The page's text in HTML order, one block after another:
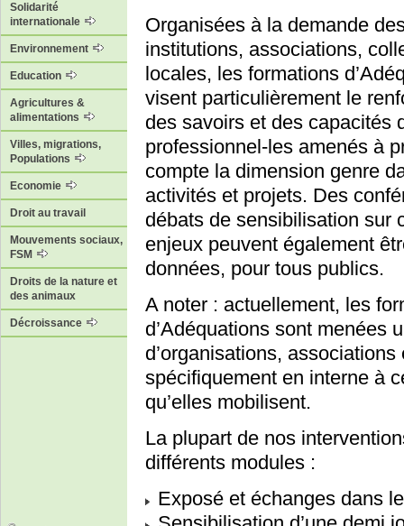
Solidarité
internationale
Environnement
Education
Agricultures &
alimentations
Villes, migrations,
Populations
Economie
Droit au travail
Mouvements sociaux,
FSM
Droits de la nature et
des animaux
Décroissance
Organisées à la demande
institutions, associations,
locales, les formations
visent particulièrement le
des savoirs et des capacités
professionnel-les amenés à
compte la dimension genre
activités et projets. Des
débats de sensibilisation sur
enjeux peuvent également
données, pour tous publics.
A noter : actuellement, les
d’Adéquations sont menées
d’organisations,
spécifiquement en interne à
qu’elles mobilisent.
La plupart de nos
différents modules :
Exposé et échanges dans